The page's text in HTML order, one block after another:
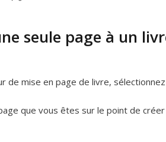
seule page à un
de mise en page de livre,
que vous êtes sur le point de